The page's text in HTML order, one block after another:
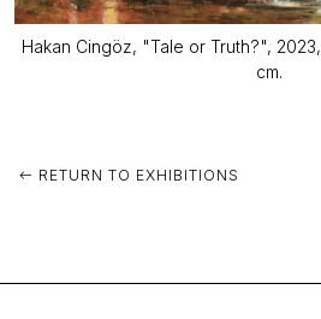
Hakan Cingöz, "Tale or Truth?",
cm.
RETURN TO EXHIBITIONS